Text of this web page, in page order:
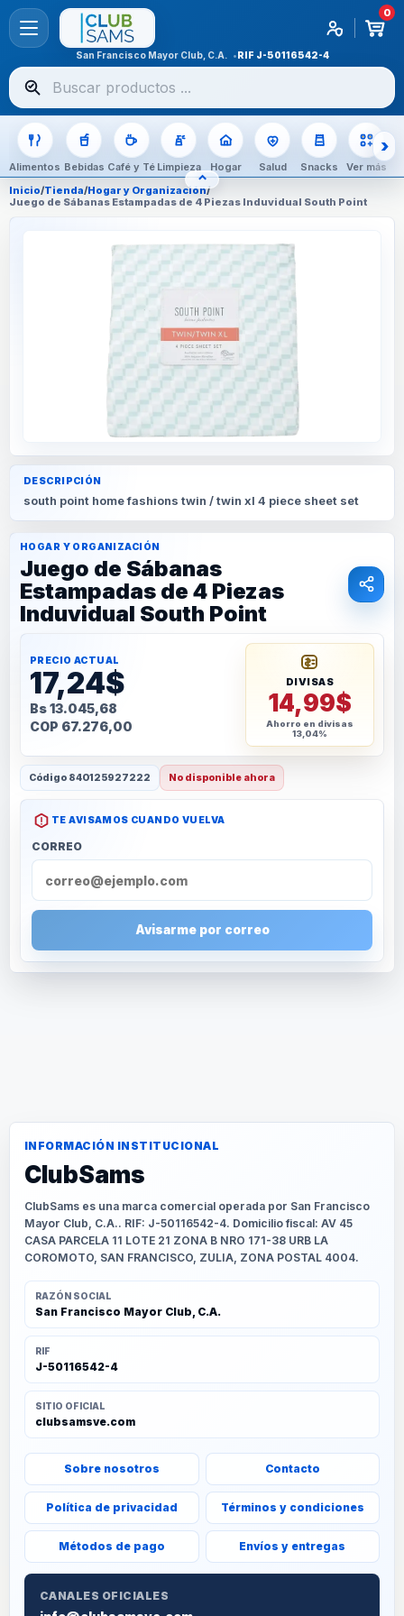
0
San Francisco Mayor Club, C.A. RIF J-50116542-4
Buscar
productos
Alimentos Bebidas Café y Té Limpieza Hogar Salud Snacks Ver más
⌃OCULTAR CATEGORÍAS
Inicio/Tienda/Hogar y Organización/
Juego de Sábanas Estampadas de 4 Piezas Induvidual South Point
DESCRIPCIÓN
south point home fashions twin / twin xl 4 piece sheet set
HOGAR Y ORGANIZACIÓN
Juego de Sábanas
Estampadas de 4 Piezas
Induvidual South Point
PRECIO ACTUAL
17,24$
Bs 13.045,68
COP 67.276,00
DIVISAS
14,99$
Ahorro en divisas
13,04%
Código 840125927222 No disponible ahora
TE AVISAMOS CUANDO VUELVA
CORREO
Avisarme por correo
INFORMACIÓN INSTITUCIONAL
ClubSams
ClubSams es una marca comercial operada por San Francisco
Mayor Club, C.A.. RIF: J-50116542-4. Domicilio fiscal: AV 45
CASA PARCELA 11 LOTE 21 ZONA B NRO 171-38 URB LA
COROMOTO, SAN FRANCISCO, ZULIA, ZONA POSTAL 4004.
RAZÓN SOCIAL
San Francisco Mayor Club, C.A.
RIF
J-50116542-4
SITIO OFICIAL
clubsamsve.com
Sobre nosotros Contacto
Política de privacidad Términos y condiciones
Métodos de pago Envíos y entregas
CANALES OFICIALES